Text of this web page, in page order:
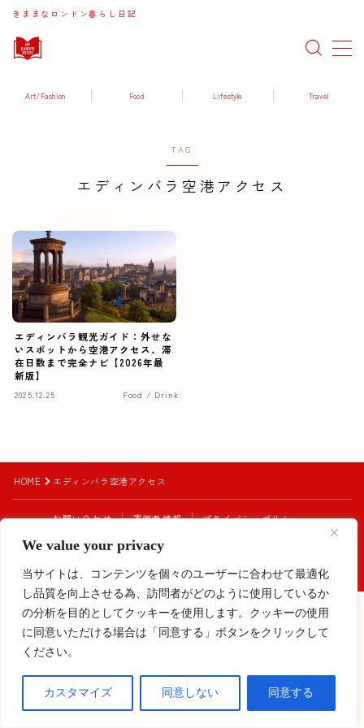
We value your privacy
当サイトは、コンテンツを個々のユーザーに合わせて最適化
し品質を向上させる為、訪問者がどのように使用しているか
の分析を目的としてクッキーを使用します。クッキーの使用
に同意いただける場合は「同意する」ボタンをクリックして
ください。
カスタマイズ 同意しない 同意する
きままなロンドン暮らし日記
MENU
Travel
Follow Me
Art/Fashion Food Lifestyle Travel
TAG
エディンバラ空港アクセス
エディンバラ観光ガイド：外せな
いスポットから空港アクセス、滞
在日数まで完全ナビ【2026年最
新版】
2025.12.25 Food / Drink
HOME エディンバラ空港アクセス
お問い合わせ 運営者情報
プライバシーポリシー
Instagram始めました！
2023–2026 My Europe Diary